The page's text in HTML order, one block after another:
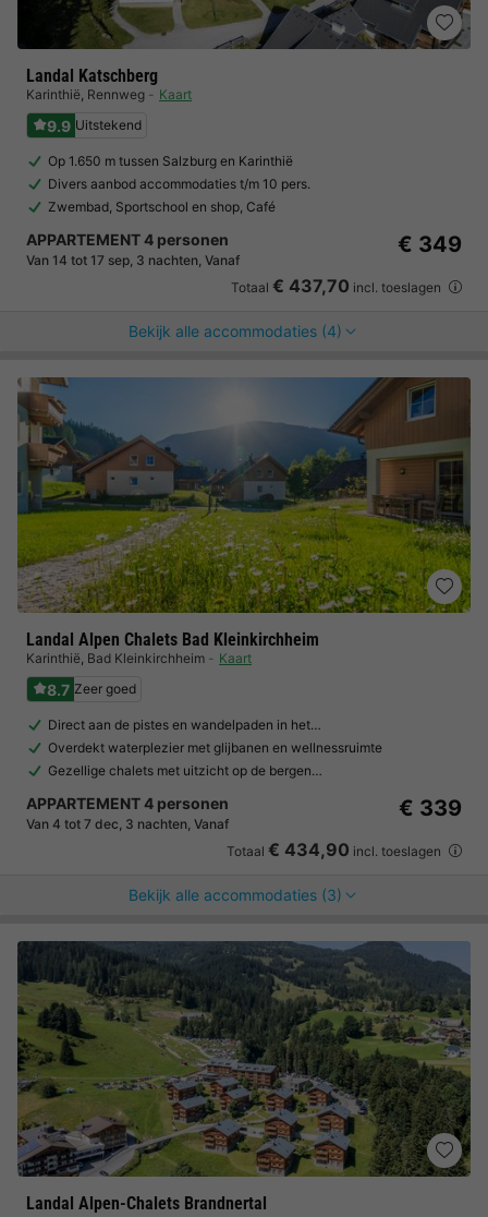
Landal Katschberg
Karinthië, Rennweg Kaart
9.9 Uitstekend
Op 1.650 m tussen Salzburg en Karinthië
Divers aanbod accommodaties t/m 10 pers.
Zwembad, Sportschool en shop, Café
APPARTEMENT 4 personen
Van 14 tot 17 sep, 3 nachten, Vanaf
€ 349
Totaal € 437,70 incl. toeslagen
Bekijk alle accommodaties (4)
Landal Alpen Chalets Bad Kleinkirchheim
Karinthië, Bad Kleinkirchheim Kaart
8.7 Zeer goed
Direct aan de pistes en wandelpaden in het…
Overdekt waterplezier met glijbanen en wellnessruimte
Gezellige chalets met uitzicht op de bergen…
APPARTEMENT 4 personen
Van 4 tot 7 dec, 3 nachten, Vanaf
€ 339
Totaal € 434,90 incl. toeslagen
Bekijk alle accommodaties (3)
Landal Alpen-Chalets Brandnertal